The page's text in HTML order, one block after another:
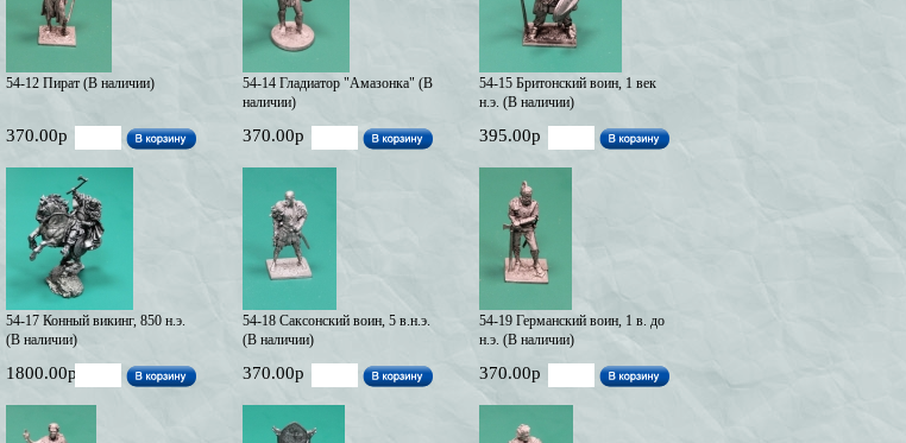
54-12 Пират (В наличии)
370.00р
54-14 Гладиатор "Амазонка" (В
наличии)
370.00р
54-15 Бритонский воин, 1 век
н.э. (В наличии)
395.00р
54-17 Конный викинг, 850 н.э.
(В наличии)
1800.00р
54-18 Саксонский воин, 5 в.н.э.
(В наличии)
370.00р
54-19 Германский воин, 1 в. до
н.э. (В наличии)
370.00р